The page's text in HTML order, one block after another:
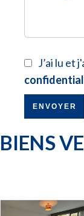
J’ai lu et
ENVOYER
BIENS